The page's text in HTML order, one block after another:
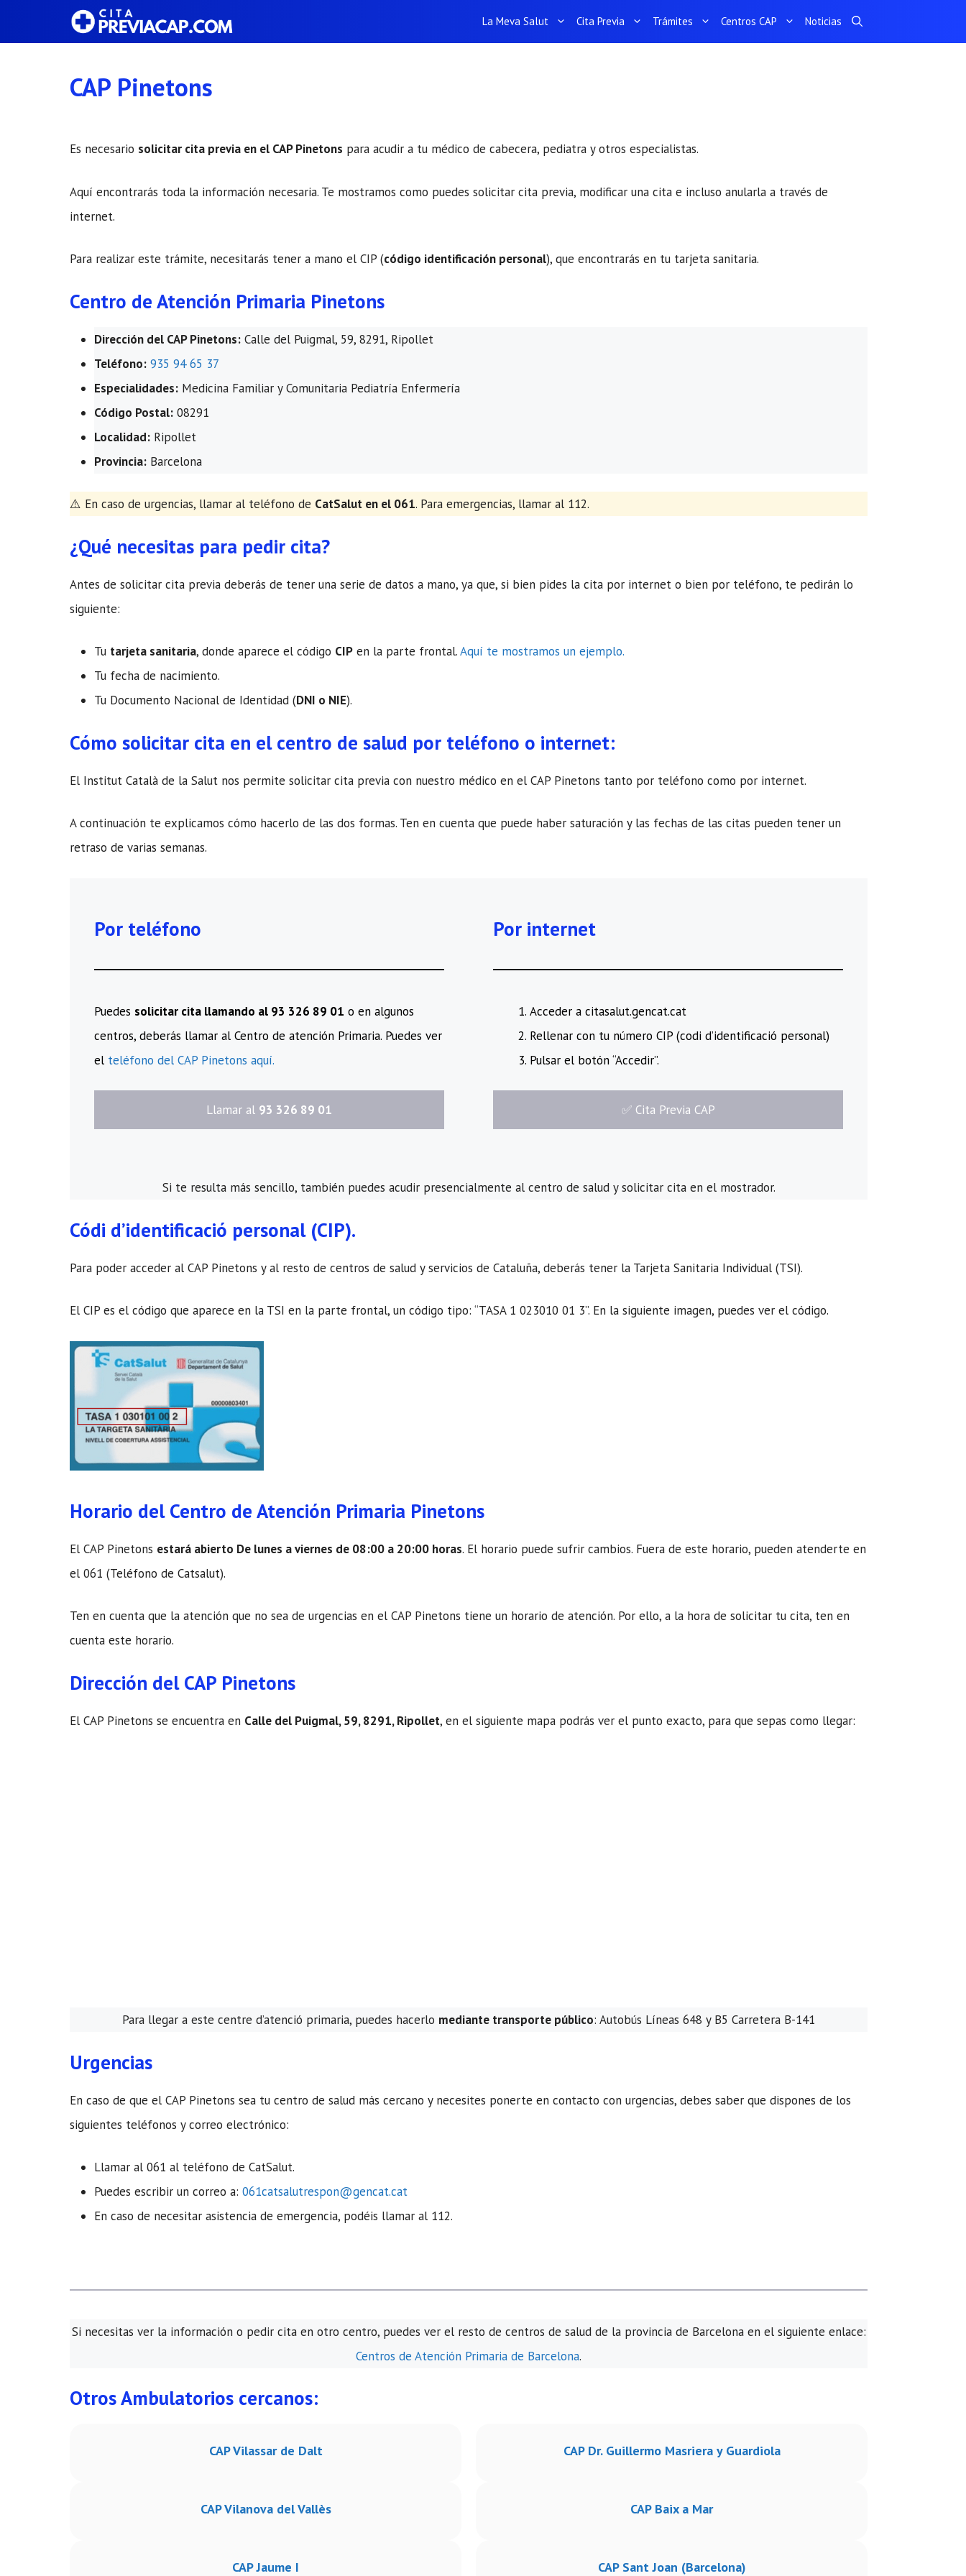
La Meva Salut Cita Previa Trámites Centros CAP Noticias
CAP Pinetons
Es necesario solicitar cita previa en el CAP Pinetons para acudir a tu médico de cabecera, pediatra y otros especialistas.
Aquí encontrarás toda la información necesaria. Te mostramos como puedes solicitar cita previa, modificar una cita e incluso anularla a través de
internet.
Para realizar este trámite, necesitarás tener a mano el CIP (código identificación personal), que encontrarás en tu tarjeta sanitaria.
Centro de Atención Primaria Pinetons
Dirección del CAP Pinetons: Calle del Puigmal, 59, 8291, Ripollet
Teléfono: 935 94 65 37
Especialidades: Medicina Familiar y Comunitaria Pediatría Enfermería
Código Postal: 08291
Localidad: Ripollet
Provincia: Barcelona
​⚠️ En caso de urgencias, llamar al teléfono de CatSalut en el 061. Para emergencias, llamar al 112.
¿Qué necesitas para pedir cita?
Antes de solicitar cita previa deberás de tener una serie de datos a mano, ya que, si bien pides la cita por internet o bien por teléfono, te pedirán lo
siguiente:
Tu tarjeta sanitaria, donde aparece el código CIP en la parte frontal.Aquí te mostramos un ejemplo.
Tu fecha de nacimiento.
Tu Documento Nacional de Identidad (DNI o NIE).
Cómo solicitar cita en el centro de salud por teléfono o internet:
El Institut Català de la Salut nos permite solicitar cita previa con nuestro médico en el CAP Pinetons tanto por teléfono como por internet.
A continuación te explicamos cómo hacerlo de las dos formas. Ten en cuenta que puede haber saturación y las fechas de las citas pueden tener un
retraso de varias semanas.
Por teléfono
Puedes solicitar cita llamando al 93 326 89 01 o en algunos
centros, deberás llamar al Centro de atención Primaria. Puedes ver
el teléfono del CAP Pinetons aquí.
​Llamar al 93 326 89 01
Por internet
Acceder a citasalut.gencat.cat
Rellenar con tu número CIP (codi d’identificació personal)
Pulsar el botón “Accedir”.
​✅​ Cita Previa CAP
Si te resulta más sencillo, también puedes acudir presencialmente al centro de salud y solicitar cita en el mostrador.
Códi d’identificació personal (CIP).
Para poder acceder al CAP Pinetons y al resto de centros de salud y servicios de Cataluña, deberás tener la Tarjeta Sanitaria Individual (TSI).
El CIP es el código que aparece en la TSI en la parte frontal, un código tipo: “TASA 1 023010 01 3”. En la siguiente imagen, puedes ver el código.
Horario del Centro de Atención Primaria Pinetons
El CAP Pinetons estará abierto De lunes a viernes de 08:00 a 20:00 horas. El horario puede sufrir cambios. Fuera de este horario, pueden atenderte en
el 061 (Teléfono de Catsalut).
Ten en cuenta que la atención que no sea de urgencias en el CAP Pinetons tiene un horario de atención. Por ello, a la hora de solicitar tu cita, ten en
cuenta este horario.
Dirección del CAP Pinetons
El CAP Pinetons se encuentra en Calle del Puigmal, 59, 8291, Ripollet, en el siguiente mapa podrás ver el punto exacto, para que sepas como llegar:
Para llegar a este centre d’atenció primaria, puedes hacerlo mediante transporte público: Autobús Líneas 648 y B5 Carretera B-141
Urgencias
En caso de que el CAP Pinetons sea tu centro de salud más cercano y necesites ponerte en contacto con urgencias, debes saber que dispones de los
siguientes teléfonos y correo electrónico:
Llamar al 061 al teléfono de CatSalut.
Puedes escribir un correo a: 061catsalutrespon@gencat.cat
En caso de necesitar asistencia de emergencia, podéis llamar al 112.
Si necesitas ver la información o pedir cita en otro centro, puedes ver el resto de centros de salud de la provincia de Barcelona en el siguiente enlace:
Centros de Atención Primaria de Barcelona.
Otros Ambulatorios cercanos:
CAP Vilassar de Dalt CAP Dr. Guillermo Masriera y Guardiola
CAP Vilanova del Vallès CAP Baix a Mar
CAP Jaume I CAP Sant Joan (Barcelona)